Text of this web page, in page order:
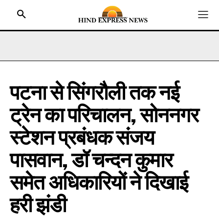
HOME
BIHAR
JHARKHAND
UTTAR PRADESH
MADHYA PRADESH
INTERNATIONAL
NATIONAL NEWS
CRIME NEWS
पटना से सिंगरौली तक नई
ट्रेन का परिचालन, सोननगर
स्टेशन प्रबंधक संजय
पासवान, डॉ चन्दन कुमार
समेत अधिकारियों ने दिखाई
हरी झंडी